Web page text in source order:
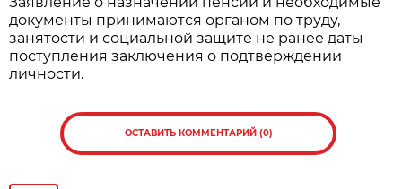
документы принимаются органом по труду,
занятости и социальной защите не ранее даты
поступления заключения о подтверждении
личности.
ОСТАВИТЬ КОММЕНТАРИЙ (0)